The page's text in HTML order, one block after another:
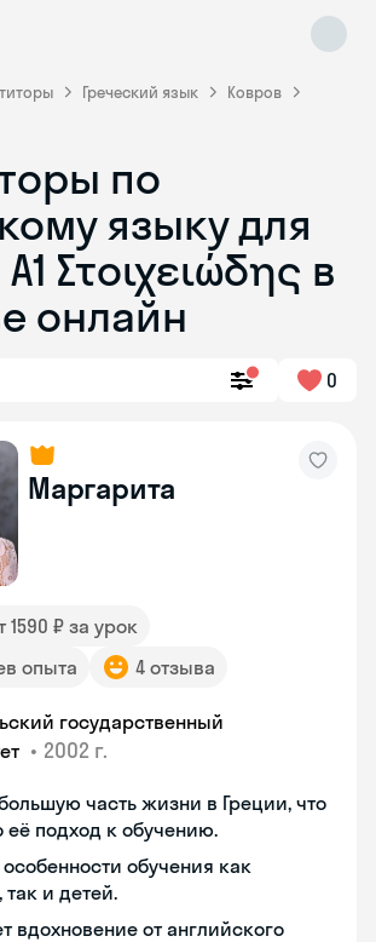
Греческий язык
Ковров
по
языку для
Στοιχειώδης в
онлайн
0
Маргарита
1590 ₽ за урок
опыта
4 отзыва
государственный
• 2002 г.
часть жизни в Греции, что
её подход к обучению.
обучения как
и детей.
вдохновение от английского